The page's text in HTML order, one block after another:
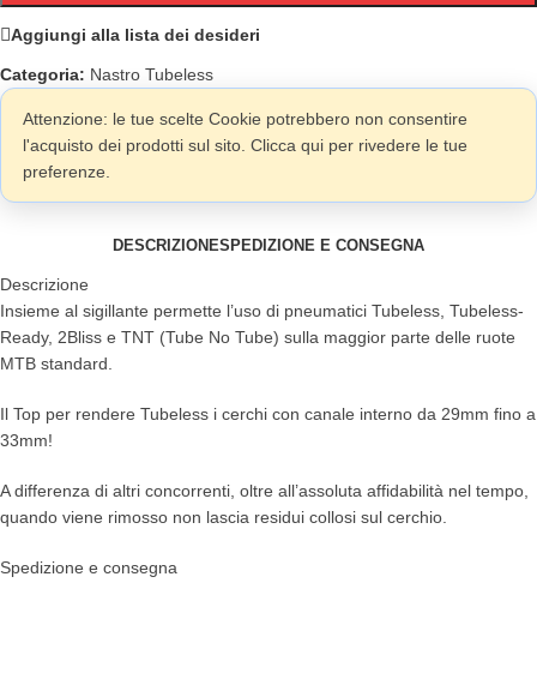
Aggiungi alla lista dei desideri
Categoria: Nastro Tubeless
Attenzione: le tue scelte Cookie potrebbero non consentire
l'acquisto dei prodotti sul sito. Clicca qui per rivedere le tue
preferenze.
DESCRIZIONESPEDIZIONE E CONSEGNA
Descrizione
Insieme al sigillante permette l’uso di pneumatici Tubeless, Tubeless-
Ready, 2Bliss e TNT (Tube No Tube) sulla maggior parte delle ruote
MTB standard.
Il Top per rendere Tubeless i cerchi con canale interno da 29mm fino a
33mm!
A differenza di altri concorrenti, oltre all’assoluta affidabilità nel tempo,
quando viene rimosso non lascia residui collosi sul cerchio.
Spedizione e consegna